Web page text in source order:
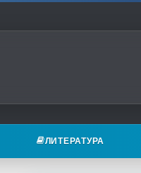
ЛИТЕРАТУРА